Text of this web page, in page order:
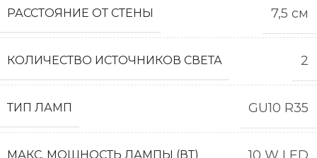
РАССТОЯНИЕ ОТ СТЕНЫ 7,5 см
КОЛИЧЕСТВО ИСТОЧНИКОВ СВЕТА 2
ТИП ЛАМП GU10 R35
МАКС. МОЩНОСТЬ ЛАМПЫ (ВТ)